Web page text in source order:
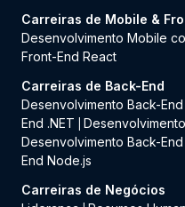
Carreiras de Mobile &
Desenvolvimento Mobile
Front-End React
Carreiras de Back-End
Desenvolvimento Back-End
End .NET
Desenvolvimento Back-
End Node.js
Carreiras de Negócios